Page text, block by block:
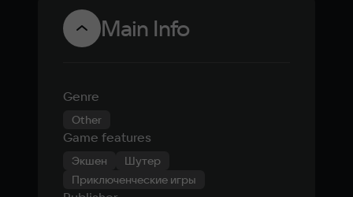
Main Info
Genre
Other
Game features
Экшен
Шутер
Приключенческие игры